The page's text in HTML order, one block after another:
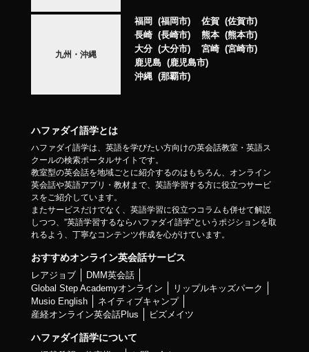
九州・沖縄
福岡 福岡市 佐賀
佐賀市
長崎
長崎市 熊本
熊本市
大分
大分市 宮崎
宮崎市
鹿児島
鹿児島市
沖縄
那覇市
ハファダイ語学とは
ハファダイ語学は、英語を学びたい方向けの英会話教室・英語ス
クールの検索ポータルサイトです。
教室型の英会話を地域ごとに紹介するのはもちろん、オンライン
英会話や英語アプリ・教材まで、英語学習する方に役立つサービ
スをご紹介しています。
またサービスだけでなく、英語学習に役立つコラムも併せて解説
しつつ、”英語学習するならハファダイ語学”というポジションを取
れるよう、丁寧なコンテンツ作成を心がけています。
おすすめオンライン英会話サービス
レアジョブ
DMM英会話
Global Step Academyオンライン
リップルキッズパーク
Musio English
ネイティブキャンプ
産経オンライン英会話Plus
ビズメイツ
ハファダイ語学について